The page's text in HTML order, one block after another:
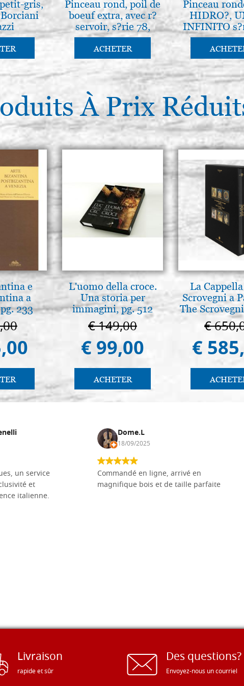
€ 21,00
Pinceau ronde martre, série 105,
Bonazzi N.6
€ 26,00
gris,
Pinceau rond, poil de
boeuf extra, avec r?
servoir, s?rie 78,
Borciani-Bonazzi
ACHETER
Pinceau
HIDRO?,
INFINITO
Borciani
À Prix
e
a
233
L'uomo della croce.
Una storia per
immagini, pg. 512
€ 149,00
€ 99,00
ACHETER
La
Scrovegni a
The
in
€
€
un service
et
italienne.
Dome.L
18/09/2025
Commandé en ligne, arrivé en
magnifique bois et de taille parfaite
Livraison
rapide et sûr
Des questions?
Envoyez-nous un courriel